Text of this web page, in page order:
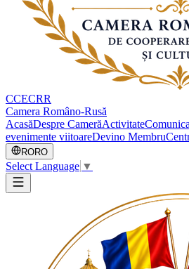
CCECRR
Camera Româno-Rusă
AcasăDespre CamerăActivitate
evenimente viitoareDevino Membru
RORO
Select Language ▼